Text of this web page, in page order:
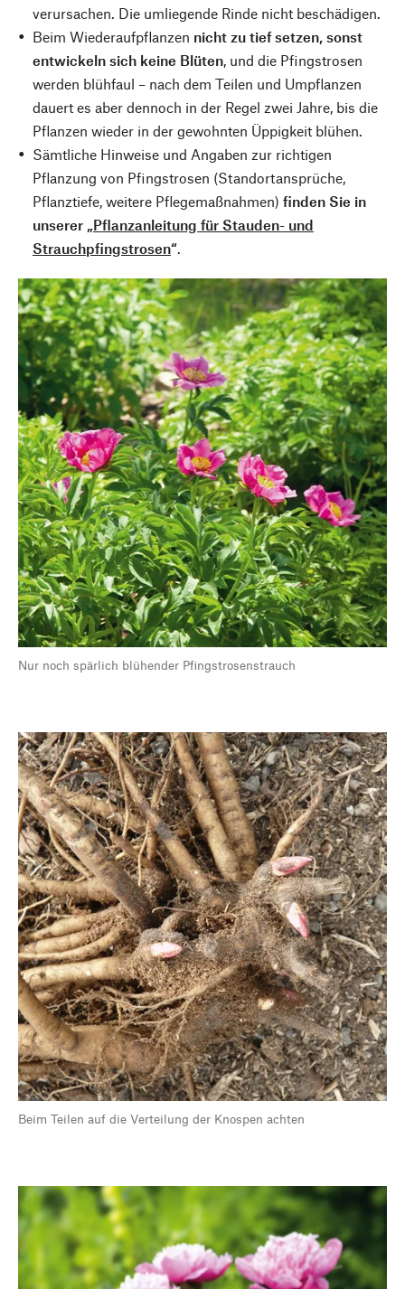
verursachen. Die umliegende Rinde nicht beschädigen.
Beim Wiederaufpflanzen nicht zu tief setzen, sonst
entwickeln sich keine Blüten, und die Pfingstrosen
werden blühfaul – nach dem Teilen und Umpflanzen
dauert es aber dennoch in der Regel zwei Jahre, bis die
Pflanzen wieder in der gewohnten Üppigkeit blühen.
Sämtliche Hinweise und Angaben zur richtigen
Pflanzung von Pfingstrosen (Standortansprüche,
Pflanztiefe, weitere Pflegemaßnahmen) finden Sie in
unserer „Pflanzanleitung für Stauden- und
Strauchpfingstrosen“.
Nur noch spärlich blühender Pfingstrosenstrauch
Beim Teilen auf die Verteilung der Knospen achten